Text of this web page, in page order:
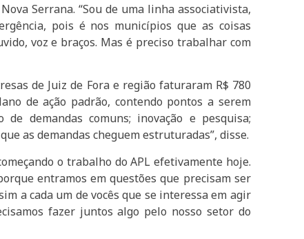
Serrana. “Sou de uma linha associativista,
pois é nos municípios que as coisas
voz e braços. Mas é preciso trabalhar com
de Juiz de Fora e região faturaram R$ 780
de ação padrão, contendo pontos a serem
demandas comuns; inovação e pesquisa;
as demandas cheguem estruturadas”, disse.
o trabalho do APL efetivamente hoje.
entramos em questões que precisam ser
a cada um de vocês que se interessa em agir
fazer juntos algo pelo nosso setor do